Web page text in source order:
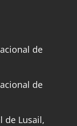
de
de
de Lusail,